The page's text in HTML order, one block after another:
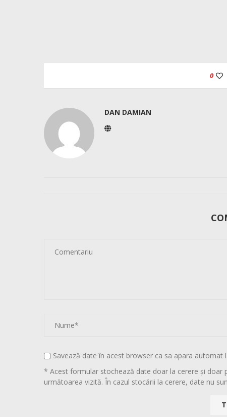
0
DAN DAMIAN
Savează date în acest browser ca sa apara
* Acest formular stochează date doar la cerere și
următoarea vizită. În cazul stocării la cerere, date nu